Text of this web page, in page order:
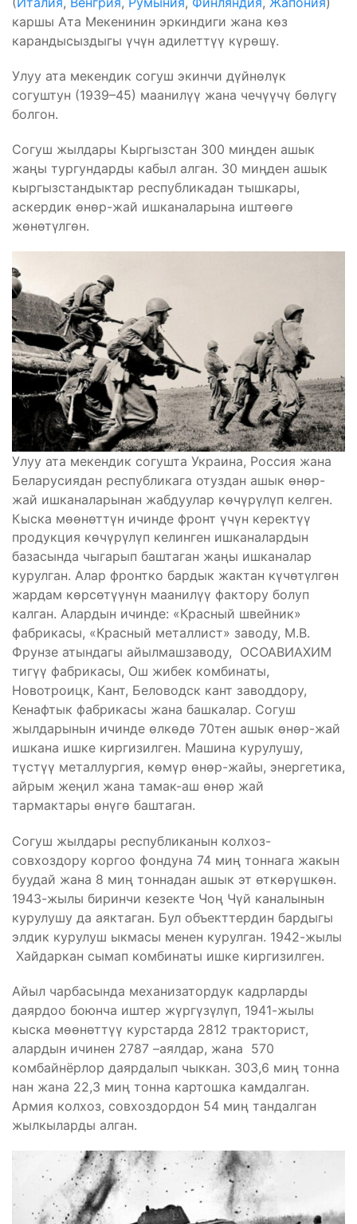
каршы Ата Мекенинин эркиндиги жана көз
карандысыздыгы үчүн адилеттүү күрөшү.
Улуу ата мекендик согуш экинчи дүйнөлүк
согуштун (1939–45) маанилүү жана чечүүчү бөлүгү
болгон.
Согуш жылдары Кыргызстан 300 миңден ашык
жаңы тургундарды кабыл алган. 30 миңден ашык
кыргызстандыктар республикадан тышкары,
аскердик өнөр-жай ишканаларына иштөөгө
жөнөтүлгөн.
Улуу ата мекендик согушта Украина, Россия жана
Беларусиядан республикага отуздан ашык өнөр-
жай ишканаларынан жабдуулар көчүрүлүп келген.
Кыска мөөнөттүн ичинде фронт үчүн керектүү
продукция көчүрүлүп келинген ишканалардын
базасында чыгарып баштаган жаңы ишканалар
курулган. Алар фронтко бардык жактан күчөтүлгөн
жардам көрсөтүүнүн маанилүү фактору болуп
калган. Алардын ичинде: «Красный швейник»
фабрикасы, «Красный металлист» заводу, М.В.
Фрунзе атындагы айылмашзаводу, ОСОАВИАХИМ
тигүү фабрикасы, Ош жибек комбинаты,
Новотроицк, Кант, Беловодск кант заводдору,
Кенафтык фабрикасы жана башкалар. Согуш
жылдарынын ичинде өлкөдө 70тен ашык өнөр-жай
ишкана ишке киргизилген. Машина курулушу,
түстүү металлургия, көмүр өнөр-жайы, энергетика,
айрым жеңил жана тамак-аш өнөр жай
тармактары өнүгө баштаган.
Согуш жылдары республиканын колхоз-
совхоздору коргоо фондуна 74 миң тоннага жакын
буудай жана 8 миң тоннадан ашык эт өткөрүшкөн.
1943-жылы биринчи кезекте Чоң Чүй каналынын
курулушу да аяктаган. Бул объекттердин бардыгы
элдик курулуш ыкмасы менен курулган. 1942-жылы
Хайдаркан сымап комбинаты ишке киргизилген.
Айыл чарбасында механизатордук кадрларды
даярдоо боюнча иштер жүргүзүлүп, 1941-жылы
кыска мөөнөттүү курстарда 2812 тракторист,
алардын ичинен 2787 –аялдар, жана 570
комбайнёрлор даярдалып чыккан. 303,6 миң тонна
нан жана 22,3 миң тонна картошка камдалган.
Армия колхоз, совхоздордон 54 миң тандалган
жылкыларды алган.